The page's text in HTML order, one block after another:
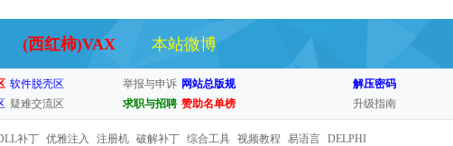
(西红柿)VAX 本站微博
软件脱壳区
疑难交流区
举报与申诉 网站总版规
求职与招聘 赞助名单榜
解压密码
升级指南
补丁 优雅注入 注册机 破解补丁 综合工具 视频教程 易语言 DELPHI